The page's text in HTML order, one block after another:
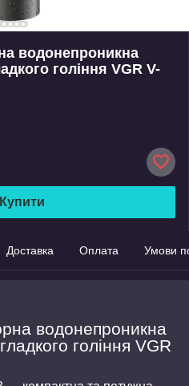
водонепроникна
гоління VGR V-
Купити
Доставка Оплата Умови
водонепроникна
гоління VGR